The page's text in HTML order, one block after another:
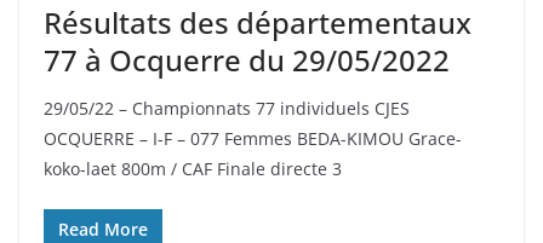
Résultats des départementaux
77 à Ocquerre du 29/05/2022
29/05/22 – Championnats 77 individuels CJES
OCQUERRE – I-F – 077 Femmes BEDA-KIMOU Grace-
koko-laet 800m / CAF Finale directe 3
Read More